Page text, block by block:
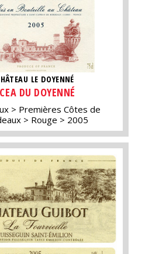
LE DOYENNÉ
DU DOYENNÉ
Premières Côtes de
Rouge 2005